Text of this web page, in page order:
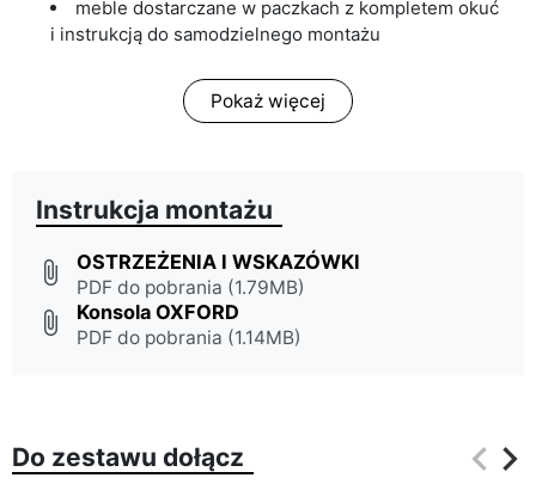
meble dostarczane w paczkach z kompletem okuć
i instrukcją do samodzielnego montażu
Pokaż więcej
Instrukcja montażu
attach_file OSTRZEŻENIA I WSKAZÓWKI
PDF do pobrania (1.79MB)
attach_file Konsola OXFORD
PDF do pobrania (1.14MB)
Do zestawu dołącz keyboard_arrow_left
keyboard_arrow_right